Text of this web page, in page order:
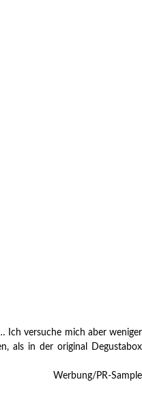
Ich versuche mich aber weniger
als in der original Degustabox
Werbung/PR-Sample